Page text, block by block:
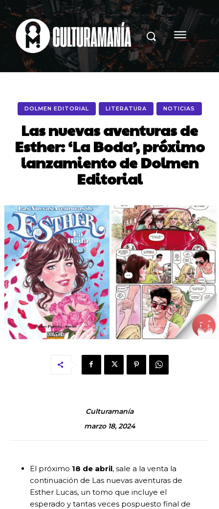
DOLMEN EDITORIAL LITERATURA NOTICIAS
Las nuevas aventuras de
Esther: ‘La Boda’, próximo
lanzamiento de Dolmen
Editorial
Culturamanía
marzo 18, 2024
El próximo 18 de abril, sale a la venta la
continuación de Las nuevas aventuras de
Esther Lucas, un tomo que incluye el
esperado y tantas veces pospuesto final de